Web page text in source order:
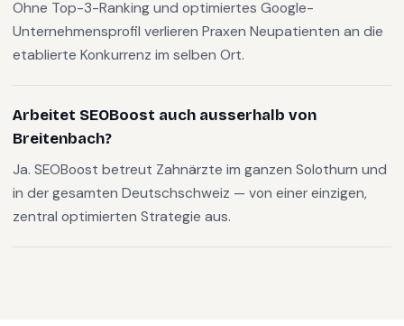
Ohne Top-3-Ranking und optimiertes Google-
Unternehmensprofil verlieren Praxen Neupatienten an die
etablierte Konkurrenz im selben Ort.
Arbeitet SEOBoost auch ausserhalb von
Breitenbach?
Ja. SEOBoost betreut Zahnärzte im ganzen Solothurn und
in der gesamten Deutschschweiz — von einer einzigen,
zentral optimierten Strategie aus.